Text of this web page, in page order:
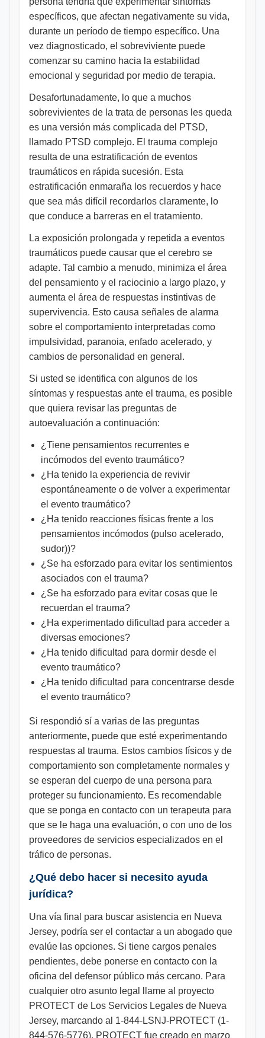
específicos, que afectan negativamente su vida,
durante un período de tiempo específico. Una
vez diagnosticado, el sobreviviente puede
comenzar su camino hacia la estabilidad
emocional y seguridad por medio de terapia.
Desafortunadamente, lo que a muchos
sobrevivientes de la trata de personas les queda
es una versión más complicada del PTSD,
llamado PTSD complejo. El trauma complejo
resulta de una estratificación de eventos
traumáticos en rápida sucesión. Esta
estratificación enmaraña los recuerdos y hace
que sea más difícil recordarlos claramente, lo
que conduce a barreras en el tratamiento.
La exposición prolongada y repetida a eventos
traumáticos puede causar que el cerebro se
adapte. Tal cambio a menudo, minimiza el área
del pensamiento y el raciocinio a largo plazo, y
aumenta el área de respuestas instintivas de
supervivencia. Esto causa señales de alarma
sobre el comportamiento interpretadas como
impulsividad, paranoia, enfado acelerado, y
cambios de personalidad en general.
Si usted se identifica con algunos de los
síntomas y respuestas ante el trauma, es posible
que quiera revisar las preguntas de
autoevaluación a continuación:
¿Tiene pensamientos recurrentes e
incómodos del evento traumático?
¿Ha tenido la experiencia de revivir
espontáneamente o de volver a experimentar
el evento traumático?
¿Ha tenido reacciones físicas frente a los
pensamientos incómodos (pulso acelerado,
sudor))?
¿Se ha esforzado para evitar los sentimientos
asociados con el trauma?
¿Se ha esforzado para evitar cosas que le
recuerdan el trauma?
¿Ha experimentado dificultad para acceder a
diversas emociones?
¿Ha tenido dificultad para dormir desde el
evento traumático?
¿Ha tenido dificultad para concentrarse desde
el evento traumático?
Si respondió sí a varias de las preguntas
anteriormente, puede que esté experimentando
respuestas al trauma. Estos cambios físicos y de
comportamiento son completamente normales y
se esperan del cuerpo de una persona para
proteger su funcionamiento. Es recomendable
que se ponga en contacto con un terapeuta para
que se le haga una evaluación, o con uno de los
proveedores de servicios especializados en el
tráfico de personas.
¿Qué debo hacer si necesito ayuda
jurídica?
Una vía final para buscar asistencia en Nueva
Jersey, podría ser el contactar a un abogado que
evalúe las opciones. Si tiene cargos penales
pendientes, debe ponerse en contacto con la
oficina del defensor público más cercano. Para
cualquier otro asunto legal llame al proyecto
PROTECT de Los Servicios Legales de Nueva
Jersey, marcando al 1-844-LSNJ-PROTECT (1-
844-576-5776). PROTECT fue creado en marzo